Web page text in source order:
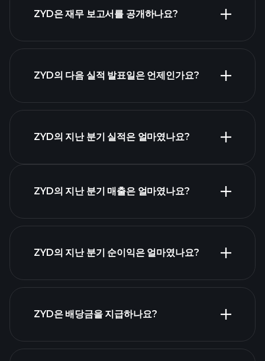
ZYD은 재무 보고서를 공개하나요?
ZYD의 다음 실적 발표일은 언제인가요?
ZYD의 지난 분기 실적은 얼마였나요?
ZYD의 지난 분기 매출은 얼마였나요?
ZYD의 지난 분기 순이익은 얼마였나요?
ZYD은 배당금을 지급하나요?